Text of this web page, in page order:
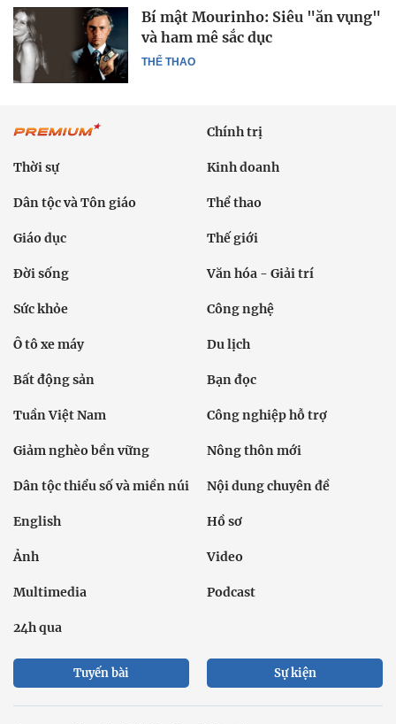
THỂ THAO
Bí mật Mourinho: Siêu "ăn vụng"
và ham mê sắc dục
Chính trị
Thời sự Kinh doanh
Dân tộc và Tôn giáo Thể thao
Giáo dục Thế giới
Đời sống Văn hóa - Giải trí
Sức khỏe Công nghệ
Ô tô xe máy Du lịch
Bất động sản Bạn đọc
Tuần Việt Nam Công nghiệp hỗ trợ
Giảm nghèo bền vững Nông thôn mới
Dân tộc thiểu số và miền núi Nội dung chuyên đề
English Hồ sơ
Ảnh Video
Multimedia Podcast
24h qua
Tuyến bài Sự kiện